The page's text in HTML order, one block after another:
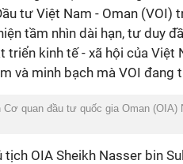
tư Việt Nam - Oman (VOI)
tầm nhìn dài hạn, tư duy
triển kinh tế - xã hội của Việt
và minh bạch mà VOI đang
quan đầu tư quốc gia Oman (OIA)
tịch OIA Sheikh Nasser bin